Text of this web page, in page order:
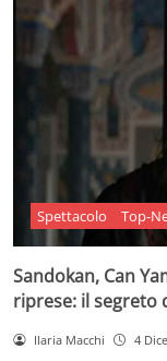
Spettacolo Top-
Sandokan, Can
riprese: il segreto
Ilaria Macchi 4